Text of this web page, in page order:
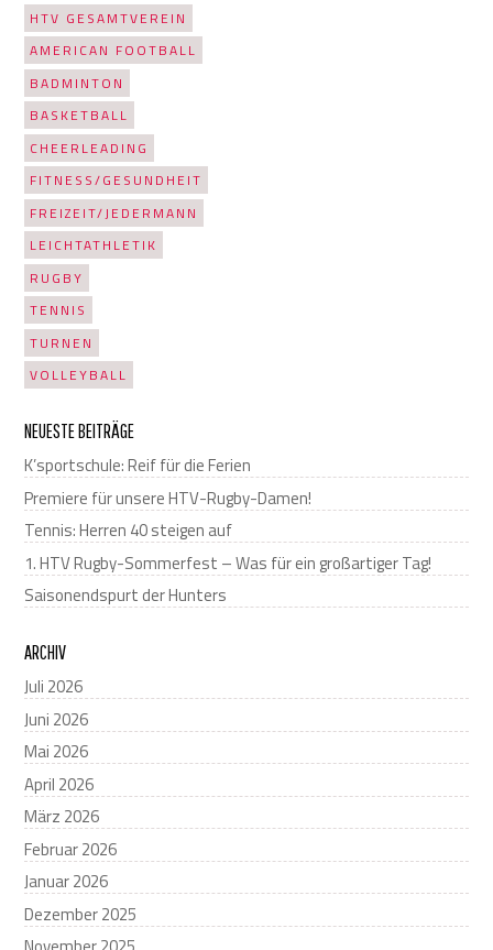
HTV GESAMTVEREIN
AMERICAN FOOTBALL
BADMINTON
BASKETBALL
CHEERLEADING
FITNESS/GESUNDHEIT
FREIZEIT/JEDERMANN
LEICHTATHLETIK
RUGBY
TENNIS
TURNEN
VOLLEYBALL
NEUESTE BEITRÄGE
K’sportschule: Reif für die Ferien
Premiere für unsere HTV-Rugby-Damen!
Tennis: Herren 40 steigen auf
1. HTV Rugby-Sommerfest – Was für ein großartiger Tag!
Saisonendspurt der Hunters
ARCHIV
Juli 2026
Juni 2026
Mai 2026
April 2026
März 2026
Februar 2026
Januar 2026
Dezember 2025